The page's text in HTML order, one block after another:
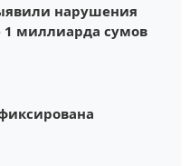
нарушения
1 миллиарда сумов